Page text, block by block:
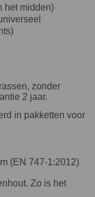
het midden)
zonder
2 jaar.
in pakketten voor
(EN 747-1:2012)
Zo is het